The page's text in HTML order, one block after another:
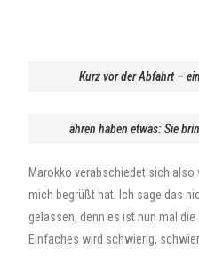
Kurz vor der Abfahrt –
ähren haben etwas: Sie
Marokko verabschiedet sich
mich begrüßt hat. Ich sage das
gelassen, denn es ist nun mal
Einfaches wird schwierig,